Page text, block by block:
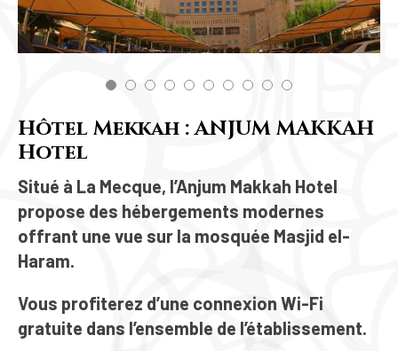
Hôtel Mekkah : ANJUM MAKKAH
Hotel
Situé à La Mecque, l’Anjum Makkah Hotel
propose des hébergements modernes
offrant une vue sur la mosquée Masjid el-
Haram.
Vous profiterez d’une connexion Wi-Fi
gratuite dans l’ensemble de l’établissement.